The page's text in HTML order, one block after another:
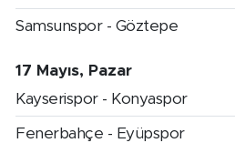
Samsunspor - Göztepe
17 Mayıs, Pazar
Kayserispor - Konyaspor
Fenerbahçe - Eyüpspor